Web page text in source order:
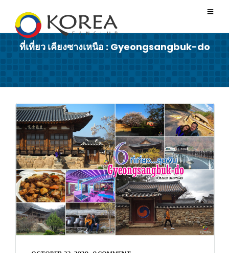
ที่เที่ยว เคียงซางเหนือ : Gyeongsangbuk-do